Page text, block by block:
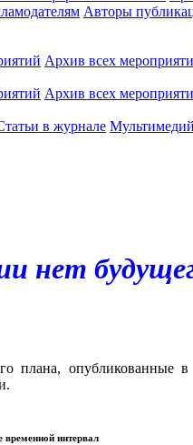
Авторы
Архив всех
Архив всех
в журнале
нет
плана,
временной интервал